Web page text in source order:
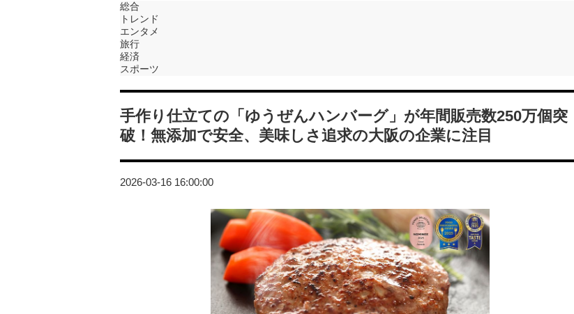
総合
トレンド
エンタメ
旅行
経済
スポーツ
手作り仕立ての「ゆうぜんハンバーグ」が年間販売数250万個突
破！無添加で安全、美味しさ追求の大阪の企業に注目
2026-03-16 16:00:00